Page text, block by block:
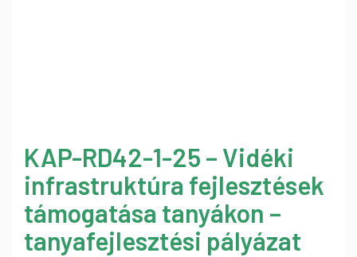
KAP-RD42-1-25 – Vidéki
infrastruktúra fejlesztések
támogatása tanyákon –
tanyafejlesztési pályázat